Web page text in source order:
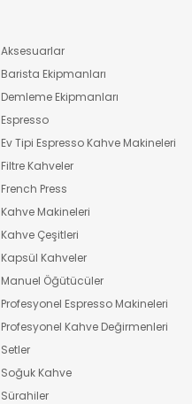
Aksesuarlar
Barista Ekipmanları
Demleme Ekipmanları
Espresso
Ev Tipi Espresso Kahve Makineleri
Filtre Kahveler
French Press
Kahve Makineleri
Kahve Çeşitleri
Kapsül Kahveler
Manuel Öğütücüler
Profesyonel Espresso Makineleri
Profesyonel Kahve Değirmenleri
Setler
Soğuk Kahve
Sürahiler